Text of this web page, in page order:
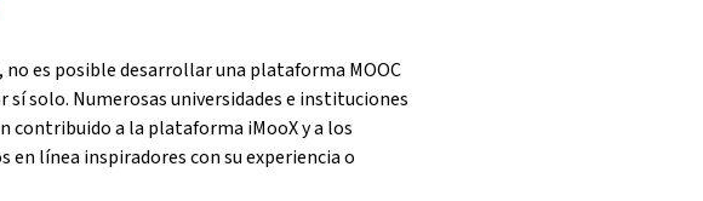
no es posible desarrollar una plataforma MOOC
sí solo. Numerosas universidades e instituciones
contribuido a la plataforma iMooX y a los
en línea inspiradores con su experiencia o